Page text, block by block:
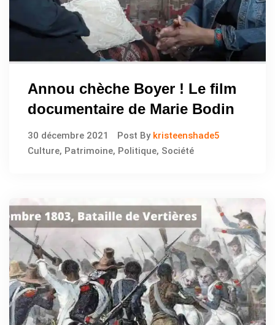
Annou chèche Boyer ! Le film
documentaire de Marie Bodin
30 décembre 2021 Post By kristeenshade5
Culture, Patrimoine, Politique, Société